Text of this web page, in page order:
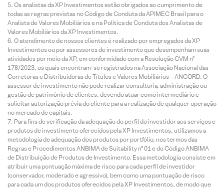
Os analistas da XP Investimentos estão obrigados ao cumprimento de
todas as regras previstas no Código de Conduta da APIMEC Brasil para o
Analista de Valores Mobiliários e na Política de Conduta dos Analistas de
Valores Mobiliários da XP Investimentos.
O atendimento de nossos clientes é realizado por empregados da XP
Investimentos ou por assessores de investimento que desempenham suas
atividades por meio da XP, em conformidade com a Resolução CVM nº
178/2023, os quais encontram-se registrados na Associação Nacional das
Corretoras e Distribuidoras de Títulos e Valores Mobiliários – ANCORD. O
assessor de investimento não pode realizar consultoria, administração ou
gestão de patrimônio de clientes, devendo atuar como intermediário e
solicitar autorização prévia do cliente para a realização de qualquer operação
no mercado de capitais.
Para fins de verificação da adequação do perfil do investidor aos serviços e
produtos de investimento oferecidos pela XP Investimentos, utilizamos a
metodologia de adequação dos produtos por portfólio, nos termos das
Regras e Procedimentos ANBIMA de Suitability nº 01 e do Código ANBIMA
de Distribuição de Produtos de Investimento. Essa metodologia consiste em
atribuir uma pontuação máxima de risco para cada perfil de investidor
(conservador, moderado e agressivo), bem como uma pontuação de risco
para cada um dos produtos oferecidos pela XP Investimentos, de modo que